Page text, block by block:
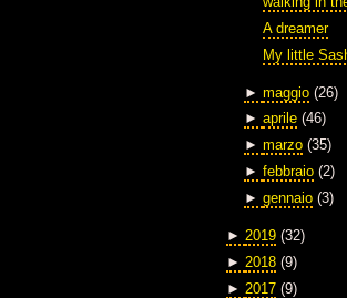
A dreamer
My little
► maggio (26)
► aprile (46)
► marzo (35)
► febbraio (2)
► gennaio (3)
► 2019 (32)
► 2018 (9)
► 2017 (9)